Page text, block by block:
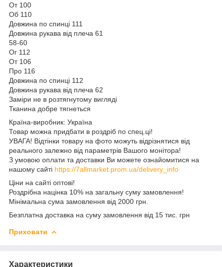
От 100
Об 110
Довжина по спинці 111
Довжина рукава від плеча 61
58-60
Ог 112
От 106
Про 116
Довжина по спинці 112
Довжина рукава від плеча 62
Заміри не в розтягнутому вигляді
Тканина добре тягнеться
Країна-виробник: Україна
Товар можна придбати в роздріб по спец.ці!
УВАГА! Відтінки товару на фото можуть відрізнятися від
реального залежно від параметрів Вашого монітора!
З умовою оплати та доставки Ви можете ознайомитися на
нашому сайті https://7allmarket.prom.ua/delivery_info
Ціни на сайті оптові!
Роздрібна націнка 10% на загальну суму замовлення!
Мінімальна сума замовлення від 2000 грн.
Безплатна доставка на суму замовлення від 15 тис. грн
Приховати
Характеристики